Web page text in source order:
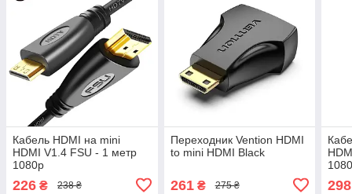
Кабель HDMI на mini
HDMI V1.4 FSU - 1 метр
1080p
226 ₴ 238 ₴
Переходник Vention HDMI
to mini HDMI Black
261₴ 275 ₴ 298